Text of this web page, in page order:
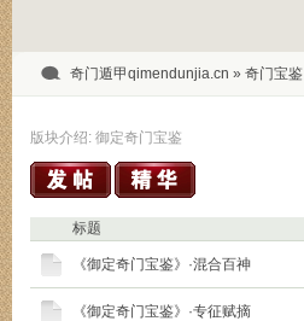
奇门遁甲qimendunjia.cn » 奇门宝鉴
版块介绍: 御定奇门宝鉴
标题
《御定奇门宝鉴》·混合百神
《御定奇门宝鉴》·专征赋摘